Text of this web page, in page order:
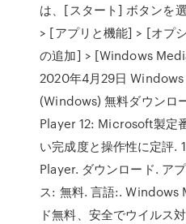
は、[スタート] ボタンを
> [アプリと機能] > [オプ
の追加] > [Windows
2020年4月29日
(Windows) 無料ダウンロ
Player 12: Microsoft製定
い完成度と操作性に定評.
Player. ダウンロード. ア
ス: 無料. 言語:. Windows
ド無料、安全でウイルス